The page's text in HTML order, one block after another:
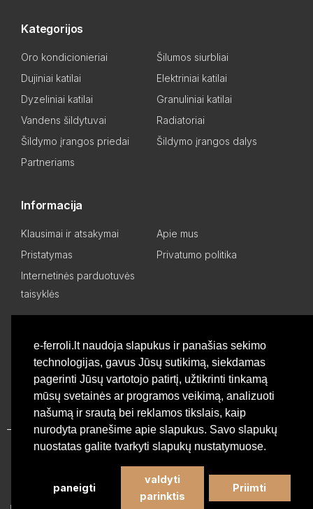
e-ferroli.lt naudoja slapukus ir panašias sekimo
technologijas, gavus Jūsų sutikimą, siekdamas
pagerinti Jūsų vartotojo patirtį, užtikrinti tinkamą
mūsų svetainės ar programos veikimą, analizuoti
našumą ir srautą bei reklamos tikslais, kaip
nurodyta pranešime apie slapukus. Savo slapukų
nuostatas galite tvarkyti slapukų nustatymuose.
paneigti
valdyti
parinktis
Priimti
Kategorijos
Oro kondicionieriai
Šilumos siurbliai
Dujiniai katilai
Elektriniai katilai
Dyzeliniai katilai
Granuliniai katilai
Vandens šildytuvai
Radiatoriai
Šildymo įrangos priedai
Šildymo įrangos dalys
Partneriams
Informacija
Klausimai ir atsakymai
Apie mus
Pristatymas
Privatumo politika
Internetinės parduotuvės
taisyklės
Asmeninis kabinetas
Pageidavimų sąrašas
Palyginti produktus
Basket
Profesionali Ferroli šildymo įranga
2026 - Visos teisės
Privatumo politika